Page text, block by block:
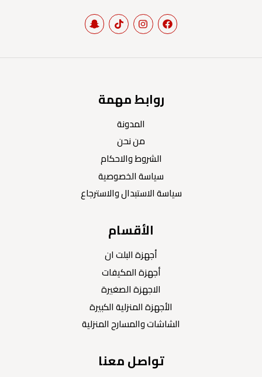
روابط مهمة
المدونة
من نحن
الشروط والاحكام
سياسة الخصوصية
سياسة الاستبدال والاسترجاع
الأقسام
أجهزة البلت ان
أجهزة المكيفات
الاجهزة الصغيرة
الأجهزة المنزلية الكبيرة
الشاشات والمسارح المنزلية
تواصل معنا